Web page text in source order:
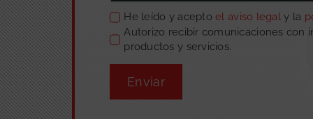
He leído y aceptoel aviso legaly la
Autorizo recibir comunicaciones con
productos y servicios.
Enviar